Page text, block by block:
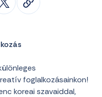
foglalkozásainkon!
koreai szavaiddal,